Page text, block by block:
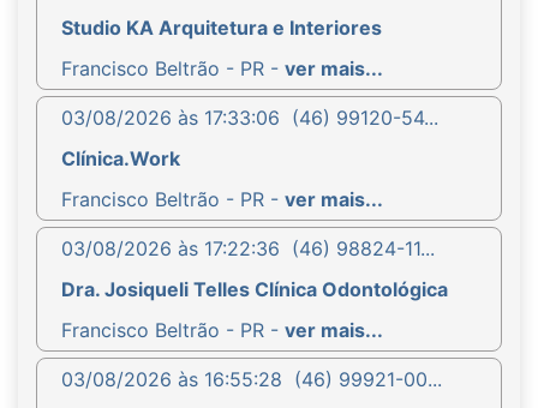
Studio KA Arquitetura e Interiores
Francisco Beltrão - PR - ver mais...
03/08/2026 às 17:33:06 (46) 99120-54...
Clínica.Work
Francisco Beltrão - PR - ver mais...
03/08/2026 às 17:22:36 (46) 98824-11...
Dra. Josiqueli Telles Clínica Odontológica
Francisco Beltrão - PR - ver mais...
03/08/2026 às 16:55:28 (46) 99921-00...